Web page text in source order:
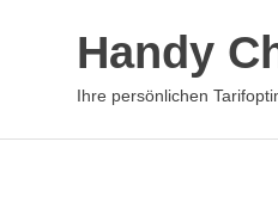
Handy
Ihre persönlichen